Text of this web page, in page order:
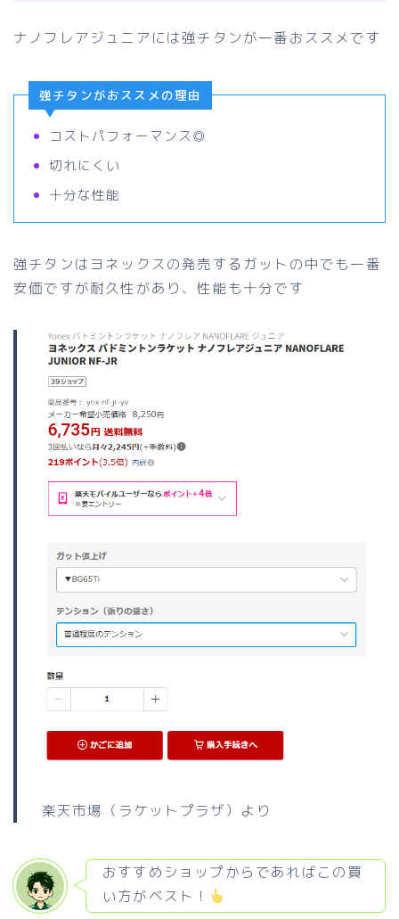
ナノフレアジュニアには強チタンが一番おススメです
強チタンがおススメの理由
コストパフォーマンス◎
切れにくい
十分な性能
強チタンはヨネックスの発売するガットの中でも一番
安価ですが耐久性があり、性能も十分です
楽天市場（ラケットプラザ）より
おすすめショップからであればこの買
い方がベスト！